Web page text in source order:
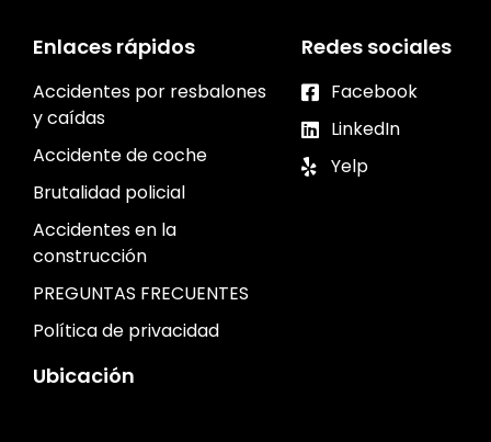
Enlaces rápidos
Accidentes por resbalones
y caídas
Accidente de coche
Brutalidad policial
Accidentes en la
construcción
PREGUNTAS FRECUENTES
Política de privacidad
Redes sociales
Facebook
LinkedIn
Yelp
Ubicación